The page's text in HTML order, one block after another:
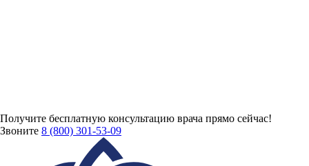
Получите бесплатную консультацию врача прямо сейчас!
Звоните 8 (800) 301-53-09